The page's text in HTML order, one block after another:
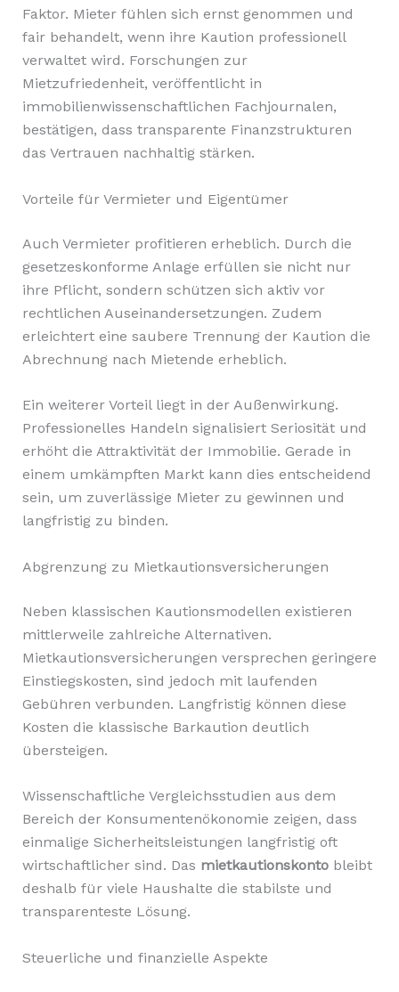
Faktor. Mieter fühlen sich ernst genommen und
fair behandelt, wenn ihre Kaution professionell
verwaltet wird. Forschungen zur
Mietzufriedenheit, veröffentlicht in
immobilienwissenschaftlichen Fachjournalen,
bestätigen, dass transparente Finanzstrukturen
das Vertrauen nachhaltig stärken.
Vorteile für Vermieter und Eigentümer
Auch Vermieter profitieren erheblich. Durch die
gesetzeskonforme Anlage erfüllen sie nicht nur
ihre Pflicht, sondern schützen sich aktiv vor
rechtlichen Auseinandersetzungen. Zudem
erleichtert eine saubere Trennung der Kaution die
Abrechnung nach Mietende erheblich.
Ein weiterer Vorteil liegt in der Außenwirkung.
Professionelles Handeln signalisiert Seriosität und
erhöht die Attraktivität der Immobilie. Gerade in
einem umkämpften Markt kann dies entscheidend
sein, um zuverlässige Mieter zu gewinnen und
langfristig zu binden.
Abgrenzung zu Mietkautionsversicherungen
Neben klassischen Kautionsmodellen existieren
mittlerweile zahlreiche Alternativen.
Mietkautionsversicherungen versprechen geringere
Einstiegskosten, sind jedoch mit laufenden
Gebühren verbunden. Langfristig können diese
Kosten die klassische Barkaution deutlich
übersteigen.
Wissenschaftliche Vergleichsstudien aus dem
Bereich der Konsumentenökonomie zeigen, dass
einmalige Sicherheitsleistungen langfristig oft
wirtschaftlicher sind. Das mietkautionskontobleibt
deshalb für viele Haushalte die stabilste und
transparenteste Lösung.
Steuerliche und finanzielle Aspekte